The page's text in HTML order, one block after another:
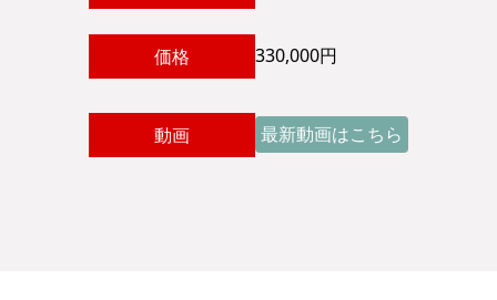
価格 330,000円
動画 最新動画はこちら